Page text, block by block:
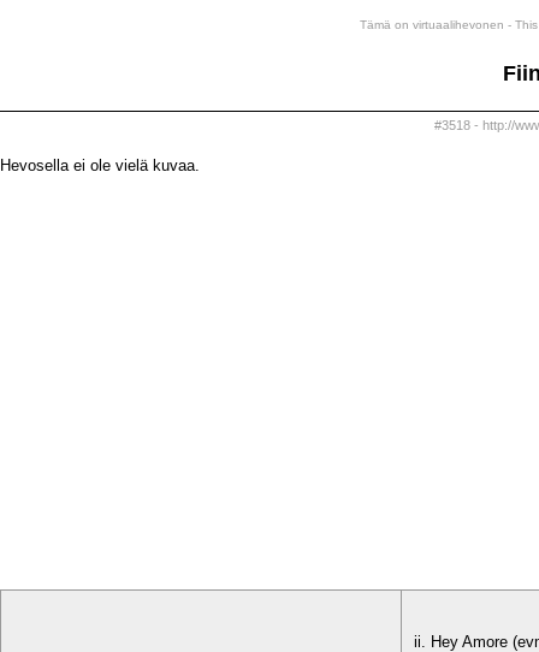
Tämä on virtuaalihevonen -
#3518 - http://
Hevosella ei ole vielä kuvaa.
ii. Hey Amore